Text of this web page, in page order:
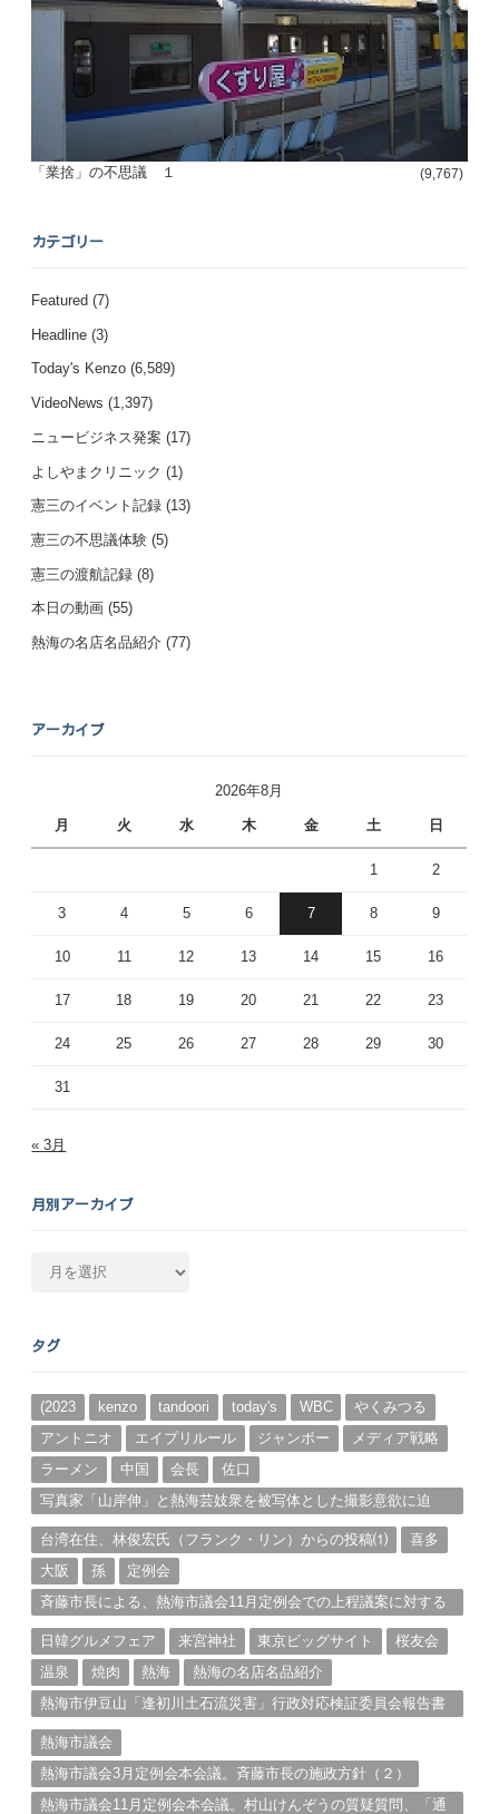
「業捨」の不思議 １ (9,767)
カテゴリー
Featured (7)
Headline (3)
Today's Kenzo (6,589)
VideoNews (1,397)
ニュービジネス発案 (17)
よしやまクリニック (1)
憲三のイベント記録 (13)
憲三の不思議体験 (5)
憲三の渡航記録 (8)
本日の動画 (55)
熱海の名店名品紹介 (77)
アーカイブ
2026年8月
月 火 水 木 金 土 日
1 2
3 4 5 6 7 8 9
10 11 12 13 14 15 16
17 18 19 20 21 22 23
24 25 26 27 28 29 30
31
« 3月
月別アーカイブ
カ
ブ
タグ
(2023 kenzo tandoori today's WBC
やくみつる
アントニオ
エイプリルール ジャンボー
メディア戦略
ラーメン
中国 会長
佐口
写真家「山岸伸」と熱海芸妓衆を被写体とした撮影意欲に迫
台湾在住、林俊宏氏（フランク・リン）からの投稿⑴
喜多
大阪
孫
定例会
斉藤市長による、熱海市議会11月定例会での上程議案に対する
日韓グルメフェア
来宮神社 東京ビッグサイト
桜友会
温泉
焼肉 熱海
熱海の名店名品紹介
熱海市伊豆山「逢初川土石流災害」行政対応検証委員会報告書
熱海市議会
熱海市議会3月定例会本会議。斉藤市長の施政方針（２）
熱海市議会11月定例会本会議。村山けんぞうの質疑質問、「通